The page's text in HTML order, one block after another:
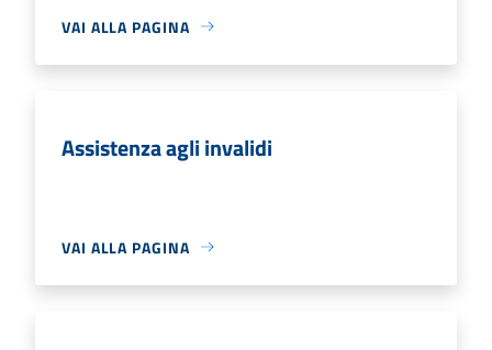
VAI ALLA PAGINA
Assistenza agli invalidi
VAI ALLA PAGINA